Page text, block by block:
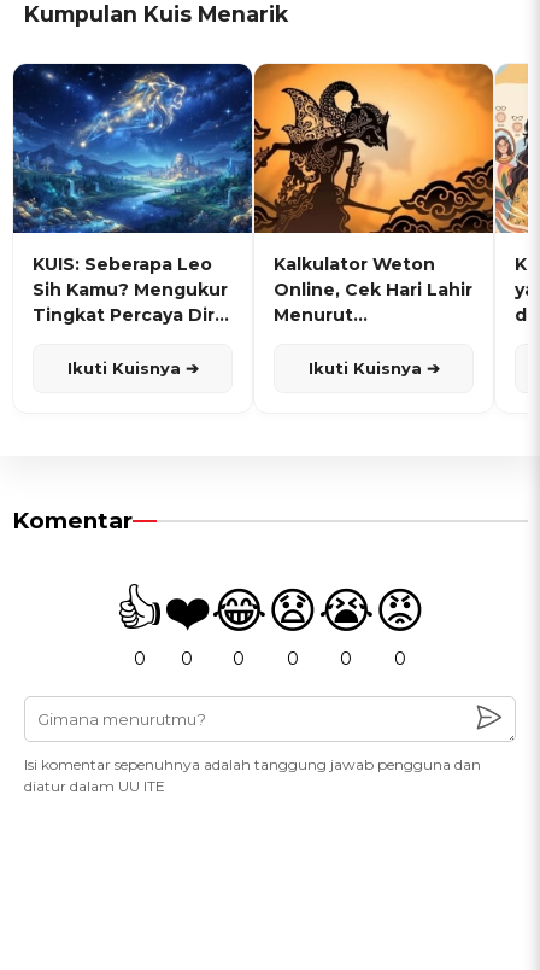
Kumpulan Kuis Menarik
KUIS: Seberapa Leo
Sih Kamu? Mengukur
Tingkat Percaya Diri
Ikuti Kuisnya ➔
Kalkulator Weton
Online, Cek Hari Lahir
Menurut
Ikuti Kuisnya ➔
Komentar
👍
0
❤️
0
😂
0
😧
0
😭
0
😡
0
Isi komentar sepenuhnya adalah tanggung jawab pengguna dan
diatur dalam UU ITE